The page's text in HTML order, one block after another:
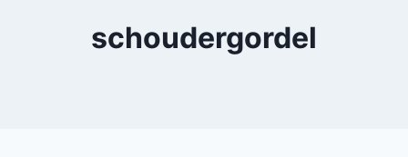
schoudergordel